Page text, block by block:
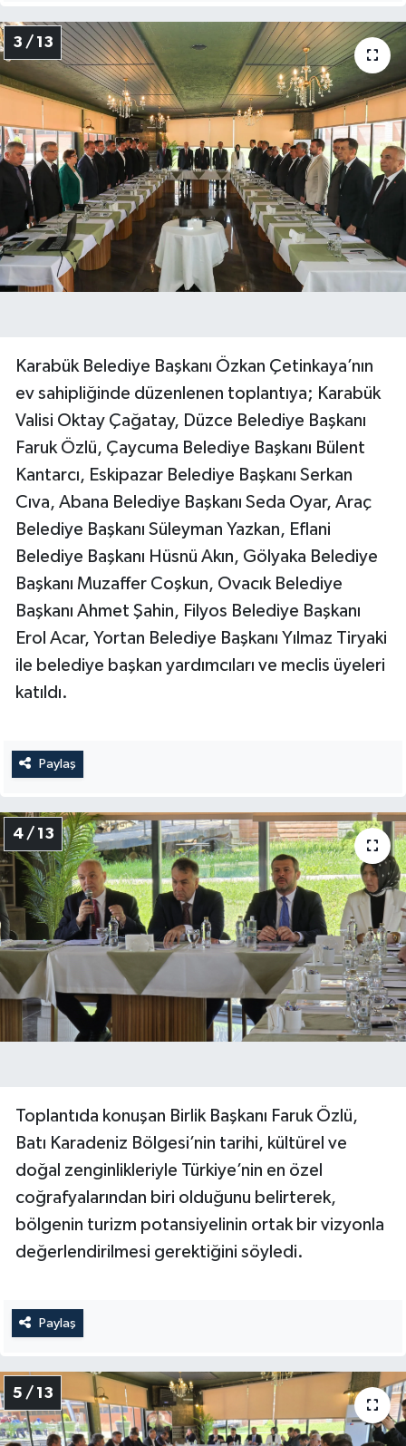
3 / 13
Karabük Belediye Başkanı Özkan Çetinkaya’nın
ev sahipliğinde düzenlenen toplantıya; Karabük
Valisi Oktay Çağatay, Düzce Belediye Başkanı
Faruk Özlü, Çaycuma Belediye Başkanı Bülent
Kantarcı, Eskipazar Belediye Başkanı Serkan
Cıva, Abana Belediye Başkanı Seda Oyar, Araç
Belediye Başkanı Süleyman Yazkan, Eflani
Belediye Başkanı Hüsnü Akın, Gölyaka Belediye
Başkanı Muzaffer Coşkun, Ovacık Belediye
Başkanı Ahmet Şahin, Filyos Belediye Başkanı
Erol Acar, Yortan Belediye Başkanı Yılmaz Tiryaki
ile belediye başkan yardımcıları ve meclis üyeleri
katıldı.
Paylaş
4 / 13
Toplantıda konuşan Birlik Başkanı Faruk Özlü,
Batı Karadeniz Bölgesi’nin tarihi, kültürel ve
doğal zenginlikleriyle Türkiye’nin en özel
coğrafyalarından biri olduğunu belirterek,
bölgenin turizm potansiyelinin ortak bir vizyonla
değerlendirilmesi gerektiğini söyledi.
Paylaş
5 / 13